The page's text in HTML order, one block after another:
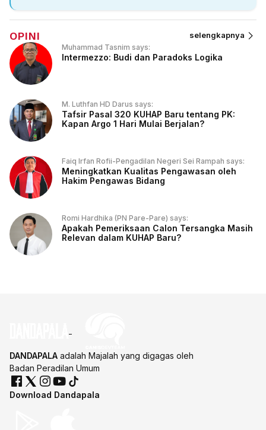
OPINI selengkapnya
Muhammad Tasnim says:
Intermezzo: Budi dan Paradoks Logika
M. Luthfan HD Darus says:
Tafsir Pasal 320 KUHAP Baru tentang PK:
Kapan Argo 1 Hari Mulai Berjalan?
Faiq Irfan Rofii-Pengadilan Negeri Sei Rampah says:
Meningkatkan Kualitas Pengawasan oleh
Hakim Pengawas Bidang
Romi Hardhika (PN Pare-Pare) says:
Apakah Pemeriksaan Calon Tersangka Masih
Relevan dalam KUHAP Baru?
DANDAPALA adalah Majalah yang digagas oleh
Badan Peradilan Umum
Download Dandapala